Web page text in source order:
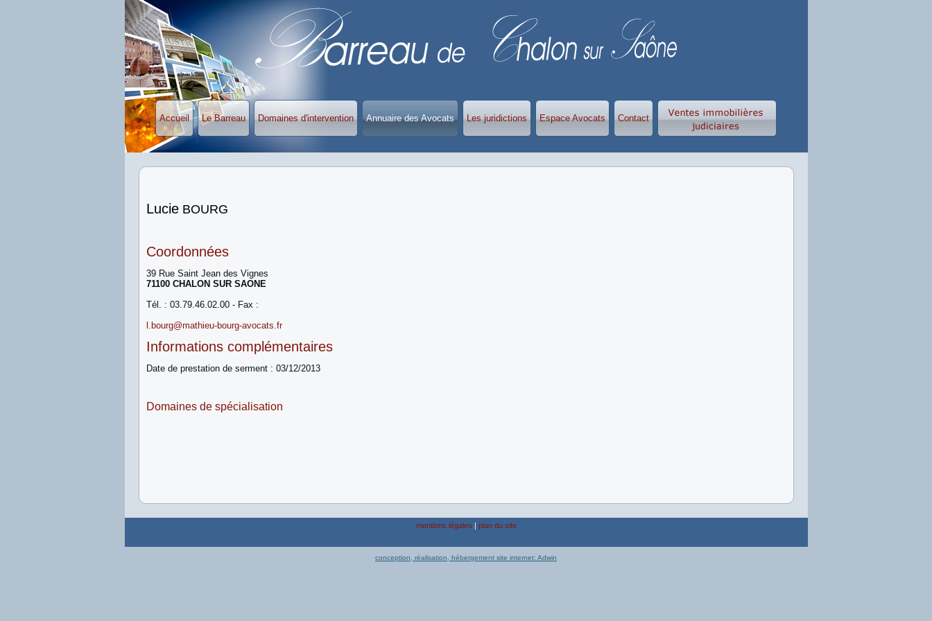
Accueil Le Barreau Domaines d'intervention Annuaire des Avocats Les juridictions Espace Avocats Contact
LucieBOURG
Coordonnées
39 Rue Saint Jean des Vignes
71100 CHALON SUR SAONE
Tél. : 03.79.46.02.00 - Fax :
l.bourg@mathieu-bourg-avocats.fr
Informations complémentaires
Date de prestation de serment : 03/12/2013
Domaines de spécialisation
mentions légales | plan du site
conception, réalisation, hébergement site internet: Adwin